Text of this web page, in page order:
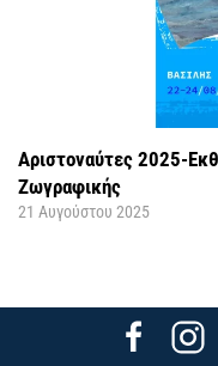
Αριστοναύτες 2025-
Ζωγραφικής
21 Αυγούστου 2025